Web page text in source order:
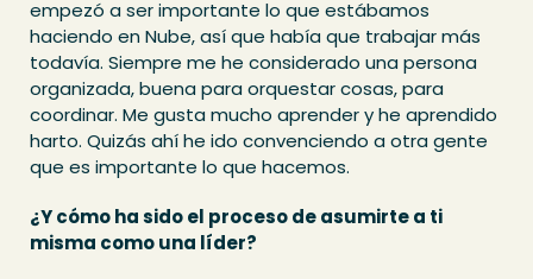
empezó a ser importante lo que estábamos
haciendo en Nube, así que había que trabajar más
todavía. Siempre me he considerado una persona
organizada, buena para orquestar cosas, para
coordinar. Me gusta mucho aprender y he aprendido
harto. Quizás ahí he ido convenciendo a otra gente
que es importante lo que hacemos.
¿Y cómo ha sido el proceso de asumirte a ti
misma como una líder?